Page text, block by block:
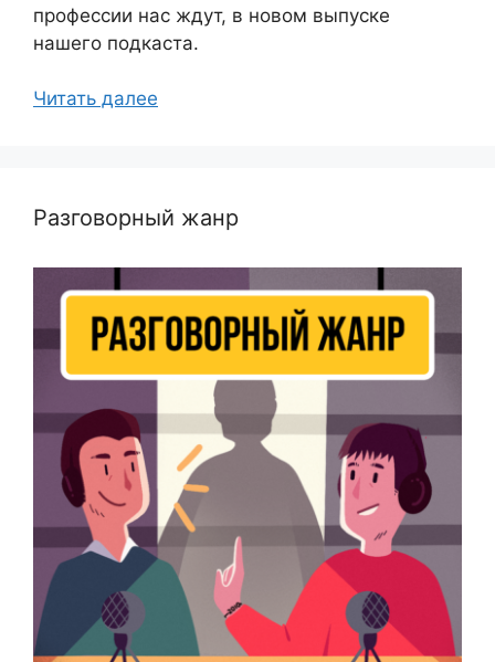
профессии нас ждут, в новом выпуске
нашего подкаста.
Читать далее
Разговорный жанр